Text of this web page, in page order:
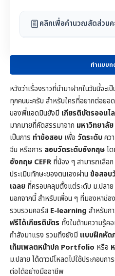
คลิกเพื่อคำนวณสัดส่วนค
ทำแบบท
หวังว่าเรื่องราวที่นำมาฝากในวันนี้จะ
ทุกคนนะครับ สำหรับใครที่อยากต่อยอ
ของพี่แอดมินยังมี เกียรติบัตรออนไ
มากมายที่คัดสรรมาจาก มหาวิทยาลัย
เป็นการ ทำข้อสอบ เพื่อ วัดระดับคว
จีน หรือการ สอบวัดระดับอังกฤษโ
อังกฤษ CEFRที่น้อง ๆ สามารถเลือก
ประเมินทักษะของตนเองผ่าน ข้อสอบ
เฉลย ที่ครอบคลุมตั้งแต่ระดับ ม.ปลา
นอกจากนี้ สำหรับเพื่อน ๆ ที่มองหาช่
รวบรวมคอร์ส E-learning สำหรับก
ฟรีได้เกียรติบัตร ทั้งในด้านความรู้ค
กำลังมาแรง รวมถึงยังมี แบบฝึกหัด
เท็มเพลตหน้าปก Portfolio หรือ
ม.ปลาย ได้ดาวน์โหลดไปใช้ประกอบ
ต่อได้อย่างมืออาชีพ